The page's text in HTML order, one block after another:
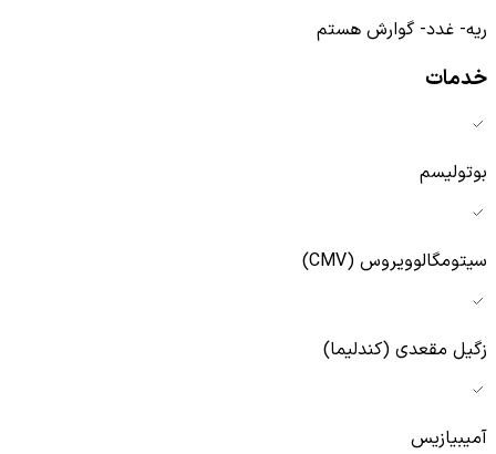
ریه- غدد- گوارش هستم
خدمات
بوتولیسم
سیتومگالوویروس (CMV)
زگیل مقعدی (کندلیما)
آمیبیازیس